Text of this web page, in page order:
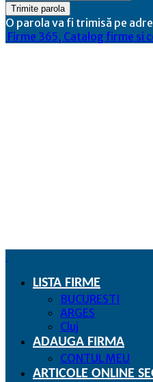
O parola va fi trimisă pe
Firme 365, Catalog firme si
LISTA FIRME
BUCURESTI
ARGES
Cluj
ADAUGA FIRMA
CONTUL MEU
ARTICOLE ONLINE